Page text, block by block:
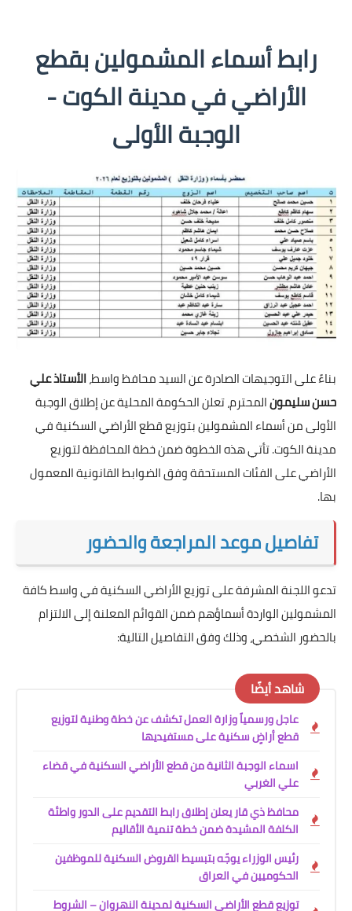
رابط أسماء المشمولين بقطع
الأراضي في مدينة الكوت -
الوجبة الأولى
بناءً على التوجيهات الصادرة عن السيد محافظ واسط،الأستاذ علي
حسن سليمونالمحترم، تعلن الحكومة المحلية عن إطلاق الوجبة
الأولى من أسماء المشمولين بتوزيع قطع الأراضي السكنية في
مدينة الكوت. تأتي هذه الخطوة ضمن خطة المحافظة لتوزيع
الأراضي على الفئات المستحقة وفق الضوابط القانونية المعمول
بها.
تفاصيل موعد المراجعة والحضور
تدعو اللجنة المشرفة على توزيع الأراضي السكنية في واسط كافة
المشمولين الواردة أسماؤهم ضمن القوائم المعلنة إلى الالتزام
بالحضور الشخصي، وذلك وفق التفاصيل التالية:
شاهد أيضًا
عاجل ورسمياً وزارة العمل تكشف عن خطة وطنية لتوزيع
قطع أراضٍ سكنية على مستفيديها
اسماء الوجبة الثانية من قطع الأراضي السكنية في قضاء
علي الغربي
محافظ ذي قار يعلن إطلاق رابط التقديم على الدور واطئة
الكلفة المشيدة ضمن خطة تنمية الأقاليم
رئيس الوزراء يوجّه بتبسيط القروض السكنية للموظفين
الحكوميين في العراق
توزيع قطع الأراضي السكنية لمدينة النهروان – الشروط